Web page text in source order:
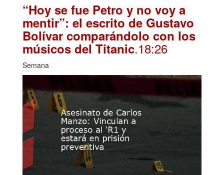
“Hoy se fue Petro y no voy a
mentir”: el escrito de Gustavo
Bolívar comparándolo con los
músicos del Titanic.18:26
Semana